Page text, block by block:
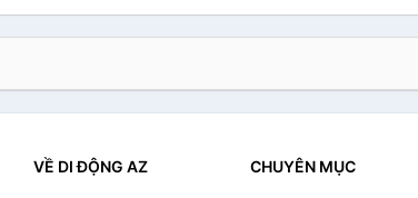
VỀ DI ĐỘNG AZ CHUYÊN MỤC